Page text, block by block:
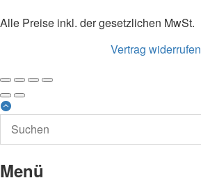
Alle Preise inkl. der gesetzlichen MwSt.
Vertrag widerrufen
Menü